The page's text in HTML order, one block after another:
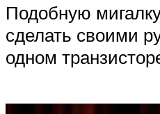
Подобную
сделать своими
одном